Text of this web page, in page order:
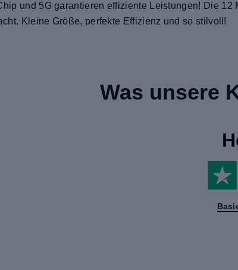
und 5G garantieren effiziente Leistungen! Die
Kleine Größe, perfekte Effizienz und so stilvoll!
Was unsere